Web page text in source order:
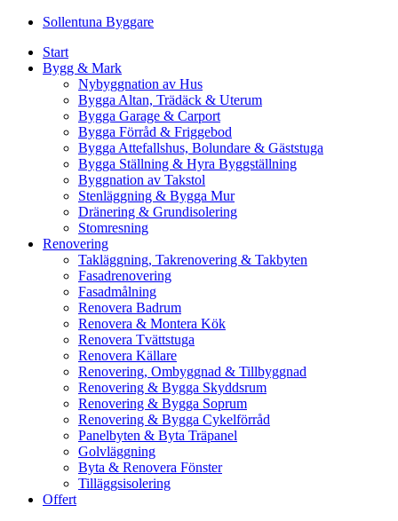
Skip
content
Sollentuna Byggare
Start
Bygg & Mark
Nybyggnation av Hus
Bygga Altan, Trädäck & Uterum
Bygga Garage & Carport
Bygga Förråd & Friggebod
Bygga Attefallshus, Bolundare & Gäststuga
Bygga Ställning & Hyra Byggställning
Byggnation av Takstol
Stenläggning & Bygga Mur
Dränering & Grundisolering
Stomresning
Renovering
Takläggning, Takrenovering & Takbyten
Fasadrenovering
Fasadmålning
Renovera Badrum
Renovera & Montera Kök
Renovera Tvättstuga
Renovera Källare
Renovering, Ombyggnad & Tillbyggnad
Renovering & Bygga Skyddsrum
Renovering & Bygga Soprum
Renovering & Bygga Cykelförråd
Panelbyten & Byta Träpanel
Golvläggning
Byta & Renovera Fönster
Tilläggsisolering
Offert